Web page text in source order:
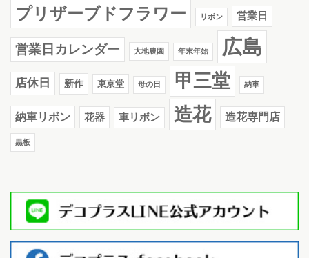
プリザーブドフラワー リボン 営業日
営業日カレンダー 大地農園 年末年始 広島
店休日 新作 東京堂 母の日 甲三堂 納車
納車リボン 花器 車リボン 造花 造花専門店
黒板